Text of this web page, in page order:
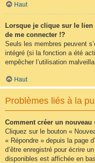
Haut
Lorsque je clique sur le lien
de me connecter !?
Seuls les membres peuvent
intégré (si la fonction a été
empêcher l’utilisation
Haut
Problèmes liés à la
Comment créer un
Cliquez sur le bouton «
« Répondre » depuis la page
d’être enregistré pour écrire
disponibles est affichée en